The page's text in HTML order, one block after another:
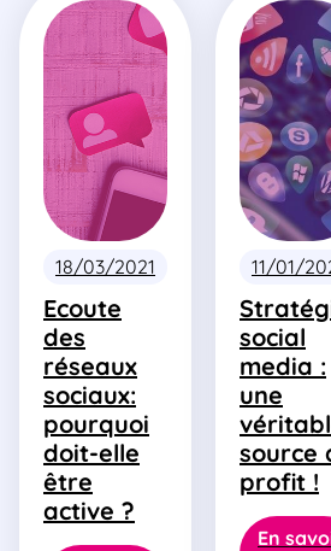
18/03/2021
Ecoute
des
réseaux
sociaux:
pourquoi
doit-elle
être
active ?
11/01/
social
media :
une
source
profit !
En